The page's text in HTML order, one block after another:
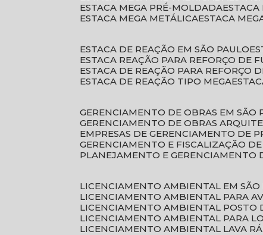
ESTACA MEGA PRÉ-MOLDADA
ESTACA MEGA METÁLICA ESTACA
ESTACA DE REAÇÃO EM SÃO PAULO
ESTACA REAÇÃO PARA REFORÇO DE
ESTACA DE REAÇÃO PARA REFORÇO
ESTACA DE REAÇÃO TIPO MEGA
GERENCIAMENTO DE OBRAS EM SÃO
GERENCIAMENTO DE OBRAS
EMPRESAS DE GERENCIAMENTO DE
GERENCIAMENTO E FISCALIZAÇÃO
PLANEJAMENTO E GERENCIAMENTO
LICENCIAMENTO AMBIENTAL EM SÃO
LICENCIAMENTO AMBIENTAL PARA
LICENCIAMENTO AMBIENTAL POSTO
LICENCIAMENTO AMBIENTAL PARA
LICENCIAMENTO AMBIENTAL LAVA